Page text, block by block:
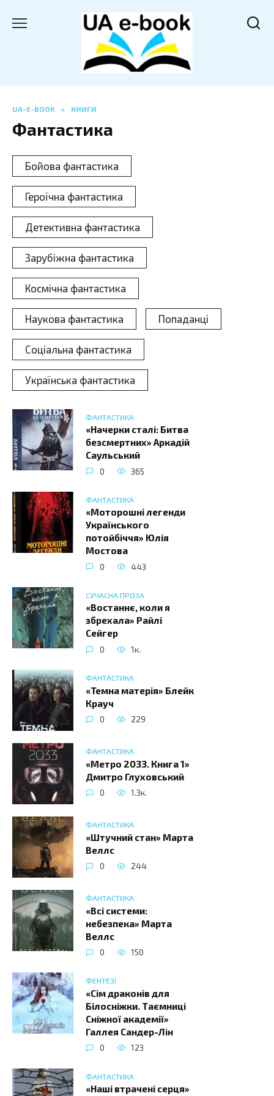
UA-E-BOOK » КНИГИ
Фантастика
Бойова фантастика
Героїчна фантастика
Детективна фантастика
Зарубіжна фантастика
Космічна фантастика
Наукова фантастика Попаданці
Соціальна фантастика
Українська фантастика
ФАНТАСТИКА
«Начерки сталі: Битва
безсмертних» Аркадій
Саульський
0 365
ФАНТАСТИКА
«Моторошні легенди
Українського
потойбіччя» Юлія
Мостова
0 443
СУЧАСНА ПРОЗА
«Востаннє, коли я
збрехала» Райлі
Сейгер
0 1к.
ФАНТАСТИКА
«Темна матерія» Блейк
Крауч
0 229
ФАНТАСТИКА
«Метро 2033. Книга 1»
Дмитро Глуховський
0 1.3к.
ФАНТАСТИКА
«Штучний стан» Марта
Веллс
0 244
ФАНТАСТИКА
«Всі системи:
небезпека» Марта
Веллс
0 150
ФЕНТЕЗІ
«Сім драконів для
Білосніжки. Таємниці
Сніжної академії»
Галлея Сандер-Лін
0 123
ФАНТАСТИКА
«Наші втрачені серця»